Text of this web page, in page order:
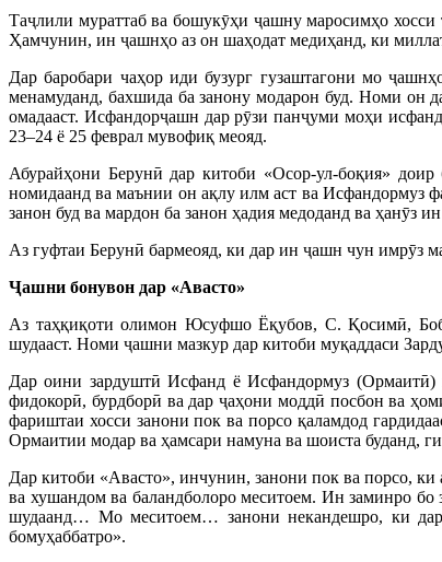
Таҷлили мураттаб ва бошукӯҳи ҷашну маросимҳо
Ҳамчунин, ин ҷашнҳо аз он шаҳодат медиҳанд, ки
Дар баробари чаҳор иди бузург гузаштагони мо
менамуданд, бахшида ба занону модарон буд. Номи он
омадааст. Исфандорҷашн дар рӯзи панҷуми моҳи
23–24 ё 25 феврал мувофиқ меояд.
Абурайҳони Берунӣ дар китоби «Осор-ул-боқия»
номидаанд ва маънии он ақлу илм аст ва Исфандормуз
занон буд ва мардон ба занон ҳадия медоданд ва ҳанӯз
Аз гуфтаи Берунӣ бармеояд, ки дар ин ҷашн чун имрӯз
Ҷашни бонувон дар «Авасто»
Аз таҳқиқоти олимон Юсуфшо Ёқубов, С. Қосимӣ,
шудааст. Номи ҷашни мазкур дар китоби муқаддаси
Дар оини зардуштӣ Исфанд ё Исфандормуз (Ормаитӣ)
фидокорӣ, бурдборӣ ва дар ҷаҳони моддӣ посбон ва
фариштаи хосси занони пок ва порсо қаламдод
Ормаитии модар ва ҳамсари намуна ва шоиста буданд,
Дар китоби «Авасто», инчунин, занони пок ва порсо,
ва хушандом ва баландболоро меситоем. Ин заминро
шудаанд… Мо меситоем… занони некандешро, ки
бомуҳаббатро».